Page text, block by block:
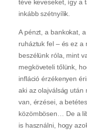
téve keveseket, így a
inkább szétnyílik.
A pénzt, a bankokat,
ruháztuk fel – és ez a
beszélünk róla, mint
megköveteli tőlünk,
infláció érzékenyen
aki az olajválság után
van, érzései, a
közömbösen… De a
is használni, hogy